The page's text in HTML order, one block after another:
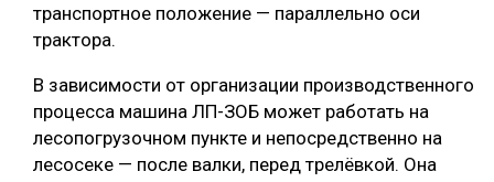
транспортное положение — параллельно оси
трактора.
В зависимости от организации производственного
процесса машина ЛП-ЗОБ может работать на
лесопогрузочном пункте и непосредственно на
лесосеке — после валки, перед трелёвкой. Она